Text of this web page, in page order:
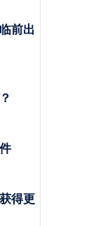
前出
得更